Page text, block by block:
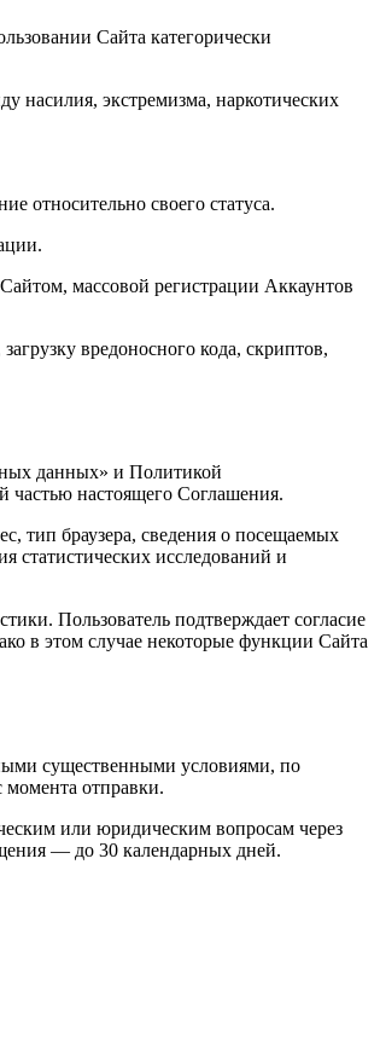
Сайта категорически
насилия, экстремизма, наркотических
относительно своего статуса.
массовой регистрации Аккаунтов
вредоносного кода, скриптов,
данных» и Политикой
частью настоящего Соглашения.
тип браузера, сведения о посещаемых
статистических исследований и
Пользователь подтверждает согласие
в этом случае некоторые функции Сайта
существенными условиями, по
момента отправки.
или юридическим вопросам через
— до 30 календарных дней.